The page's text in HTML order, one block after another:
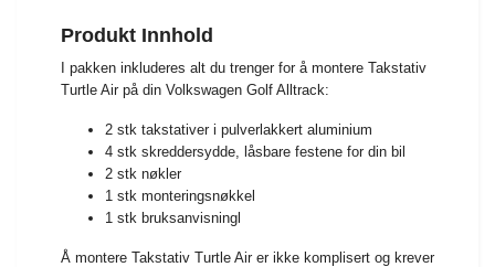
Produkt Innhold
I pakken inkluderes alt du trenger for å montere Takstativ
Turtle Air på din Volkswagen Golf Alltrack:
2 stk takstativer i pulverlakkert aluminium
4 stk skreddersydde, låsbare festene for din bil
2 stk nøkler
1 stk monteringsnøkkel
1 stk bruksanvisningl
Å montere Takstativ Turtle Air er ikke komplisert og krever